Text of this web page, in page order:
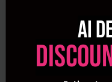
domeniu, dar care
tuns profesionale
nu este imposibila. O
manuita cu usurinta
ergonomic si preciziei
Ai